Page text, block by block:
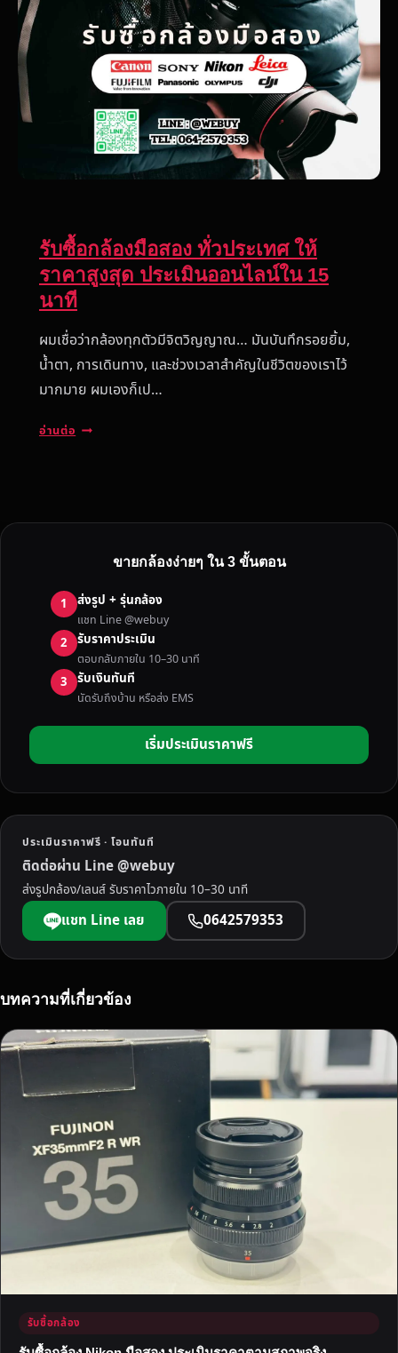
รับซื้อกล้องมือสอง ทั่วประเทศ ให้
ราคาสูงสุด ประเมินออนไลน์ใน 15
นาที
ผมเชื่อว่ากล้องทุกตัวมีจิตวิญญาณ… มันบันทึกรอยยิ้ม,
น้ำตา, การเดินทาง, และช่วงเวลาสำคัญในชีวิตของเราไว้
มากมาย ผมเองก็เป…
อ่านต่อ
ล้
มื
อ
ส
อ
ง
ทั่
เ
ท
ศ
ห้
ร
า
ค
า
ง
ด
เ
มิ
น
อ
อ
น
ไ
น
1
ขายกล้องง่ายๆ ใน 3 ขั้นตอน
1 ส่งรูป + รุ่นกล้อง
แชท Line @webuy
2 รับราคาประเมิน
ตอบกลับภายใน 10–30 นาที
3 รับเงินทันที
นัดรับถึงบ้าน หรือส่ง EMS
เริ่มประเมินราคาฟรี
ประเมินราคาฟรี · โอนทันที
ติดต่อผ่าน Line @webuy
ส่งรูปกล้อง/เลนส์ รับราคาไวภายใน 10–30 นาที
แชท Line เลย 0642579353
บทความที่เกี่ยวข้อง
รับซื้อกล้อง